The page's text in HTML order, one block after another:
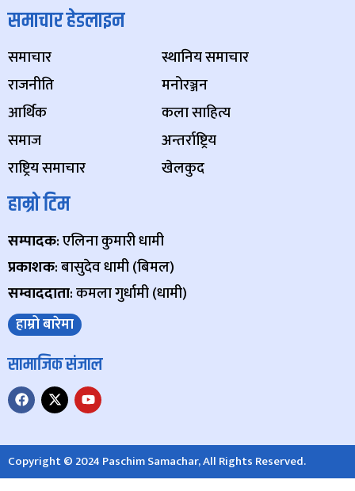
समाचार हेडलाइन
समाचार
राजनीति
आर्थिक
समाज
राष्ट्रिय समाचार
स्थानिय समाचार
मनोरञ्जन
कला साहित्य
अन्तर्राष्ट्रिय
खेलकुद
हाम्रो टिम
सम्पादक: एलिना कुमारी धामी
प्रकाशक: बासुदेव धामी (बिमल)
सम्वाददाता: कमला गुर्धामी (धामी)
हाम्रो बारेमा
सामाजिक संजाल
Copyright © 2024 Paschim Samachar, All Rights Reserved.